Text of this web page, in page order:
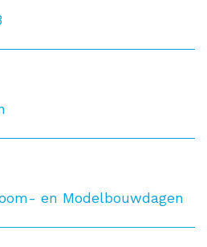
en Modelbouwdagen